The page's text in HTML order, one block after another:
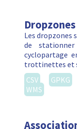
Dropzones
Les dropzones
de
cyclopartage
trottinettes et
CSV
GPKG
WMS